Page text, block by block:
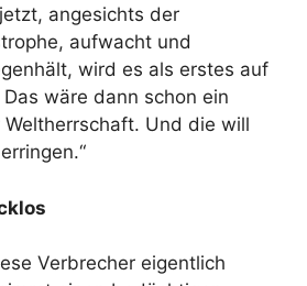
angesichts der
aufwacht und
wird es als erstes auf
Das wäre dann schon ein
Und die will
Verbrecher eigentlich